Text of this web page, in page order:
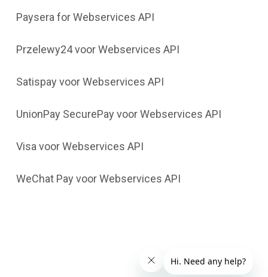
Paysera for Webservices API
Przelewy24 voor Webservices API
Satispay voor Webservices API
UnionPay SecurePay voor Webservices API
Visa voor Webservices API
WeChat Pay voor Webservices API